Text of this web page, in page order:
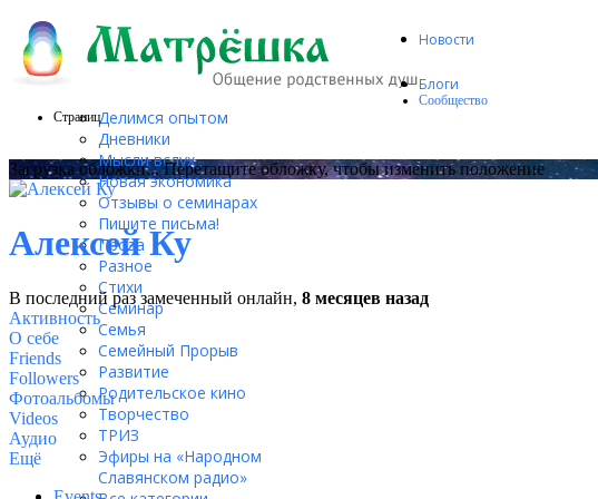
Новости
Блоги
Делимся опытом
Дневники
Мысли вслух
Новая экономика
Отзывы о семинарах
Пишите письма!
Проза
Разное
Стихи
Семинар
Семья
Семейный Прорыв
Развитие
Родительское кино
Творчество
ТРИЗ
Эфиры на «Народном
Славянском радио»
Сообщество
Страниц
Загрузка обложки... Перетащите обложку, чтобы изменить положение
Алексей Ку
В последний раз замеченный онлайн, 8 месяцев назад
Активность
О себе
Friends
Followers
Фотоальбомы
Videos
Аудио
Ещё